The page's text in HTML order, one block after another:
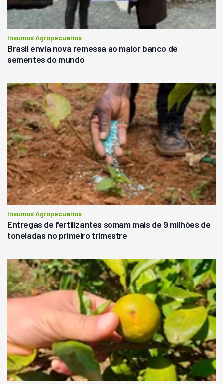
Insumos Agropecuários
Brasil envia nova remessa ao maior banco de
sementes do mundo
Insumos Agropecuários
Entregas de fertilizantes somam mais de 9 milhões de
toneladas no primeiro trimestre